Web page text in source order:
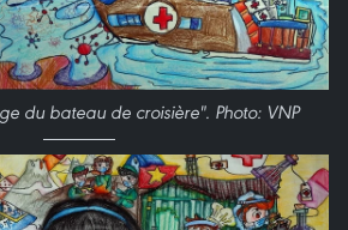
du bateau de croisière". Photo: VNP